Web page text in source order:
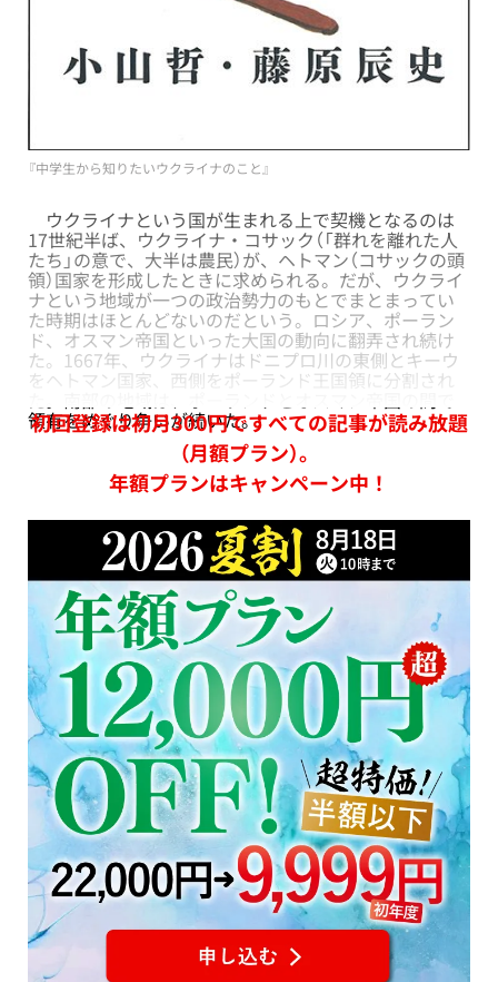
『中学生から知りたいウクライナのこと』
ウクライナという国が生まれる上で契機となるのは
17世紀半ば、ウクライナ・コサック（「群れを離れた人
たち」の意で、大半は農民）が、ヘトマン（コサックの頭
領）国家を形成したときに求められる。だが、ウクライ
ナという地域が一つの政治勢力のもとでまとまってい
た時期はほとんどないのだという。ロシア、ポーラン
ド、オスマン帝国といった大国の動向に翻弄され続け
た。1667年、ウクライナはドニプロ川の東側とキーウ
をヘトマン国家、西側をポーランド王国領に分割され
領有をめぐり争いが続いた。
初回登録は初月300円ですべての記事が読み放題
（月額プラン）。
年額プランはキャンペーン中！